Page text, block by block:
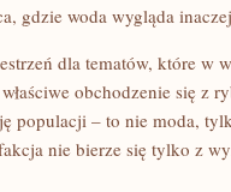
gdzie woda wygląda
dla tematów, które w
obchodzenie się z
populacji – to nie moda,
nie bierze się tylko z